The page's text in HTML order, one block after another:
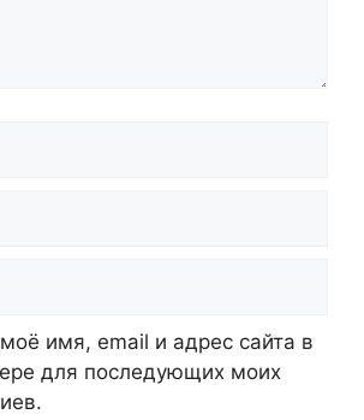
имя, email и адрес сайта в
для последующих моих